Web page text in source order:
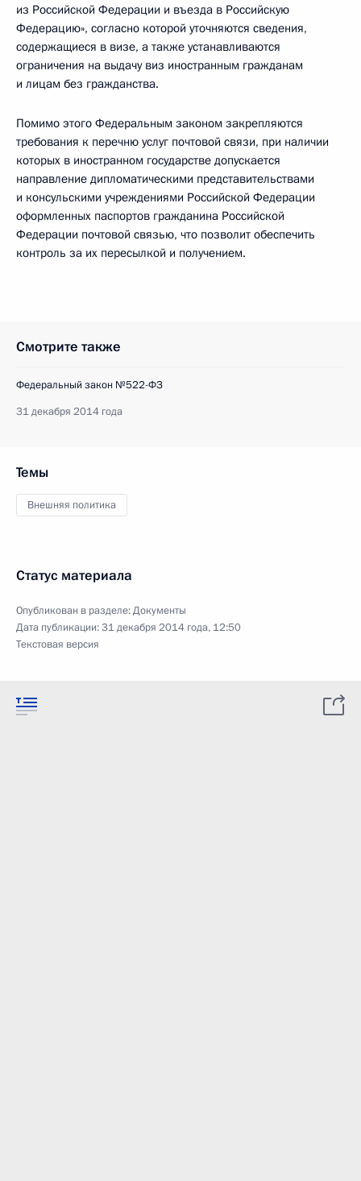
из Российской Федерации и въезда в Российскую
Федерацию», согласно которой уточняются сведения,
содержащиеся в визе, а также устанавливаются
ограничения на выдачу виз иностранным гражданам
и лицам без гражданства.
Помимо этого Федеральным законом закрепляются
требования к перечню услуг почтовой связи, при наличии
которых в иностранном государстве допускается
направление дипломатическими представительствами
и консульскими учреждениями Российской Федерации
оформленных паспортов гражданина Российской
Федерации почтовой связью, что позволит обеспечить
контроль за их пересылкой и получением.
Смотрите также
Федеральный закон №522-ФЗ
31 декабря 2014 года
Темы
Внешняя политика
Статус материала
Опубликован в разделе:Документы
Дата публикации:31 декабря 2014 года, 12:50
Текстовая версия